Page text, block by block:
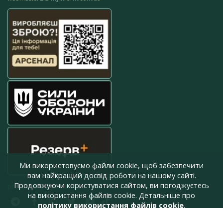
press@armyinform.com.ua
Ми використовуємо файли cookie, щоб забезпечити
вам найкращий досвід роботи на нашому сайті.
Продовжуючи користуватися сайтом, ви погоджуєтесь
на використання файлів cookie. Детальніше про
політику використання файлів cookie.